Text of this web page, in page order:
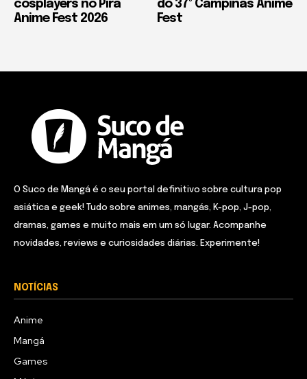
cosplayers no Pira
Anime Fest 2026
do 37º Campinas Anime
Fest
O Suco de Mangá é o seu portal definitivo sobre cultura pop
asiática e geek! Tudo sobre animes, mangás, K-pop, J-pop,
dramas, games e muito mais em um só lugar. Acompanhe
novidades, reviews e curiosidades diárias. Experimente!
NOTÍCIAS
Anime
Mangá
Games